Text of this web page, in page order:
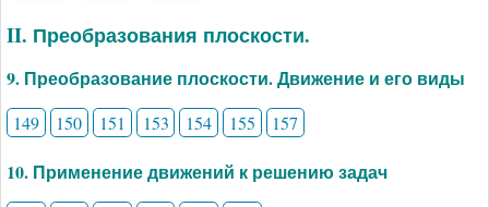
II. Преобразования плоскости.
9. Преобразование плоскости. Движение и его виды
149 150 151 153 154 155 157
10. Применение движений к решению задач